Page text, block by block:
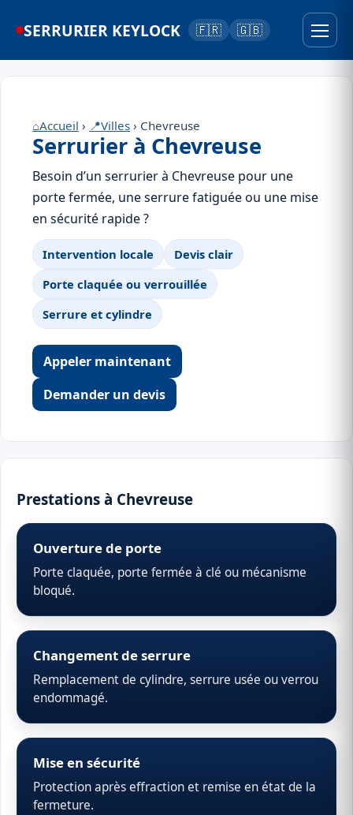
SERRURIER KEYLOCK 🇫🇷 🇬🇧
⌂Accueil › 📍Villes › Chevreuse
Serrurier à Chevreuse
Besoin d’un serrurier à Chevreuse pour une
porte fermée, une serrure fatiguée ou une mise
en sécurité rapide ?
Intervention locale
Devis clair
Porte claquée ou verrouillée
Serrure et cylindre
Appeler maintenant
Demander un devis
Prestations à Chevreuse
Ouverture de porte
Porte claquée, porte fermée à clé ou mécanisme
bloqué.
Changement de serrure
Remplacement de cylindre, serrure usée ou verrou
endommagé.
Mise en sécurité
Protection après effraction et remise en état de la
fermeture.